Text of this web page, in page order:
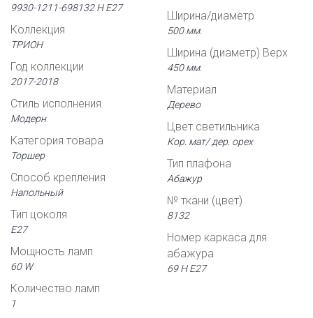
9930-1211-698132 Н Е27
Коллекция
ТРИОН
Год коллекции
2017-2018
Стиль исполнения
Модерн
Категория товара
Торшер
Способ крепления
Напольный
Тип цоколя
Е27
Мощность ламп
60 W
Количество ламп
1
Ширина/диаметр
500 мм.
Ширина (диаметр) Верх
450 мм.
Материал
Дерево
Цвет светильника
Кор. мат/ дер. орех
Тип плафона
Абажур
№ ткани (цвет)
8132
Номер каркаса для
абажура
69 Н Е27